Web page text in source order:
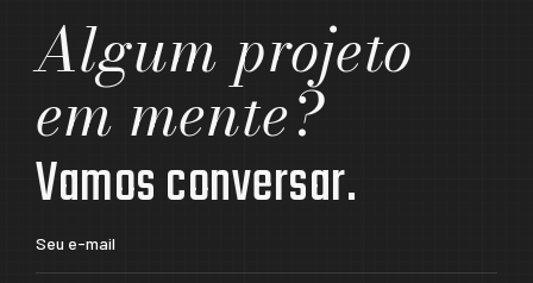
Algum projeto
em mente?
Vamos conversar.